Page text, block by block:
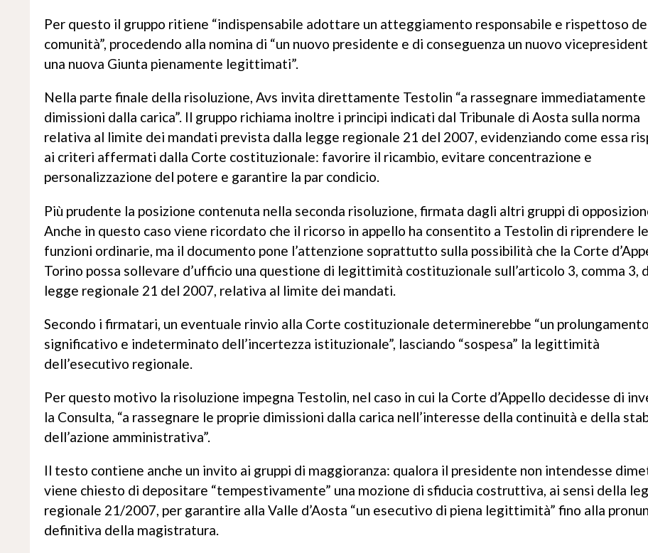
Per questo il gruppo ritiene “indispensabile adottare un atteggiamento responsabile e rispettoso
comunità”, procedendo alla nomina di “un nuovo presidente e di conseguenza un nuovo
una nuova Giunta pienamente legittimati”.
Nella parte finale della risoluzione, Avs invita direttamente Testolin “a rassegnare immediatamente
dimissioni dalla carica”. Il gruppo richiama inoltre i principi indicati dal Tribunale di Aosta sulla norma
relativa al limite dei mandati prevista dalla legge regionale 21 del 2007, evidenziando come essa
ai criteri affermati dalla Corte costituzionale: favorire il ricambio, evitare concentrazione e
personalizzazione del potere e garantire la par condicio.
Più prudente la posizione contenuta nella seconda risoluzione, firmata dagli altri gruppi di
Anche in questo caso viene ricordato che il ricorso in appello ha consentito a Testolin di riprendere
funzioni ordinarie, ma il documento pone l’attenzione soprattutto sulla possibilità che la Corte
Torino possa sollevare d’ufficio una questione di legittimità costituzionale sull’articolo 3, comma 3,
legge regionale 21 del 2007, relativa al limite dei mandati.
Secondo i firmatari, un eventuale rinvio alla Corte costituzionale determinerebbe “un prolungamento
significativo e indeterminato dell’incertezza istituzionale”, lasciando “sospesa” la legittimità
dell’esecutivo regionale.
Per questo motivo la risoluzione impegna Testolin, nel caso in cui la Corte d’Appello decidesse di
la Consulta, “a rassegnare le proprie dimissioni dalla carica nell’interesse della continuità e della
dell’azione amministrativa”.
Il testo contiene anche un invito ai gruppi di maggioranza: qualora il presidente non intendesse
viene chiesto di depositare “tempestivamente” una mozione di sfiducia costruttiva, ai sensi della
regionale 21/2007, per garantire alla Valle d’Aosta “un esecutivo di piena legittimità” fino alla
definitiva della magistratura.